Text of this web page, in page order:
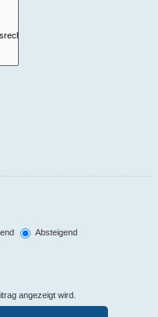
Absteigend
angezeigt wird.